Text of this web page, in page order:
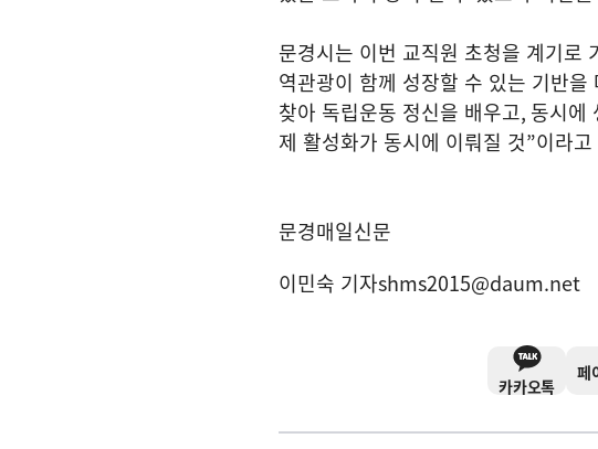
문경시는 이번 교직원 초청을 계기로
역관광이 함께 성장할 수 있는 기반을
찾아 독립운동 정신을 배우고, 동시에
제 활성화가 동시에 이뤄질 것”이라
문경매일신문
이민숙 기자shms2015@daum.net
카카오톡
페